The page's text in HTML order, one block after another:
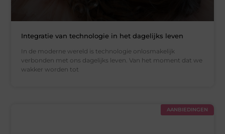
Integratie van technologie in het dagelijks leven
In de moderne wereld is technologie onlosmakelijk
verbonden met ons dagelijks leven. Van het moment dat we
wakker worden tot
AANBIEDINGEN